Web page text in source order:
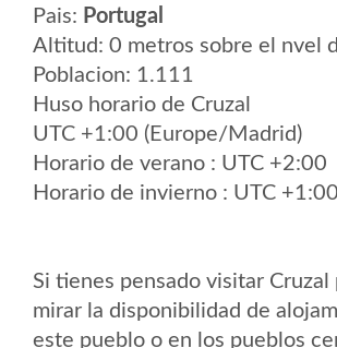
Pais: Portugal
Altitud: 0 metros sobre el nvel
Poblacion: 1.111
Huso horario de Cruzal
UTC +1:00 (Europe/Madrid)
Horario de verano : UTC +2:00
Horario de invierno : UTC +1:00
Si tienes pensado visitar Cruzal
mirar la disponibilidad de
este pueblo o en los pueblos